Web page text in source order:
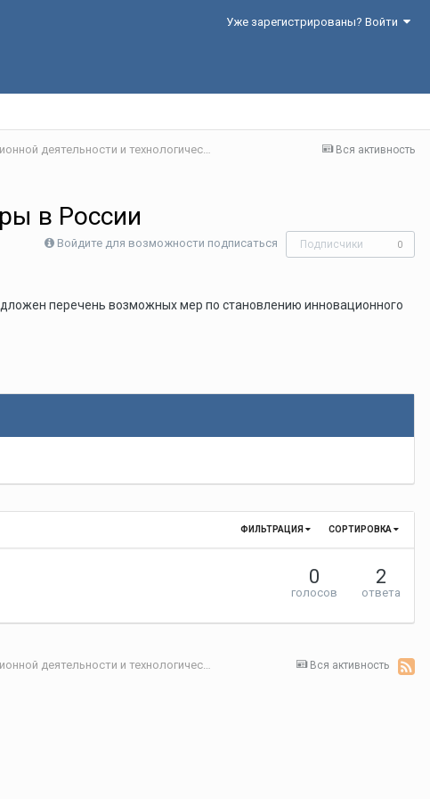
Уже зарегистрированы? Войти
Вся активность
Секция 2. Проблемы организации инновационной деятельности и технологического предпринимательства в реальном секторе экономики
в России
Войдите для возможности подписаться Подписчики 0
перечень возможных мер по становлению инновационного
СОРТИРОВКА
ФИЛЬТРАЦИЯ
0
голосов
2
ответа
Вся активность
Секция 2. Проблемы организации инновационной деятельности и технологического предпринимательства в реальном секторе экономики